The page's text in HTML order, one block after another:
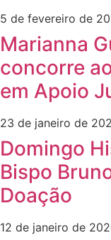
5 de fevereiro de
Marianna
concorre
em Apoio
23 de janeiro de
Domingo
Bispo
Doação
12 de janeiro de